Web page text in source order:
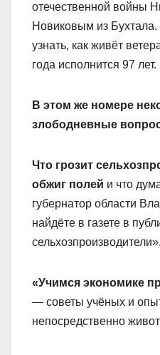
отечественной войны
Новиковым из Бухтала.
узнать, как живёт
года исполнится 97 лет.
В этом же номере
злободневные
Что грозит
обжиг полей и что
губернатор области
найдёте в газете в
сельхозпроизводители».
«Учимся экономике
— советы учёных и
непосредственно